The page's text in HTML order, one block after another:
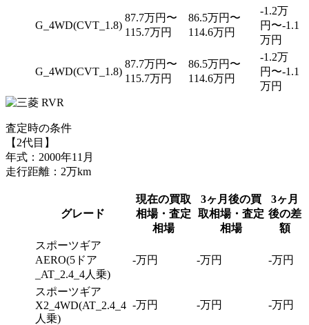
G_4WD(CVT_1.8)
87.7万円〜
115.7万円
86.5万円〜
114.6万円
-1.2万
円〜-1.1
万円
G_4WD(CVT_1.8)
87.7万円〜
115.7万円
86.5万円〜
114.6万円
-1.2万
円〜-1.1
万円
査定時の条件
【2代目】
年式：2000年11月
走行距離：2万km
グレード
現在の買取
相場・査定
相場
3ヶ月後の買
取相場・査定
相場
3ヶ月
後の差
額
スポーツギア
AERO(5ドア
_AT_2.4_4人乗)
-万円 -万円 -万円
スポーツギア
X2_4WD(AT_2.4_4
人乗)
-万円 -万円 -万円